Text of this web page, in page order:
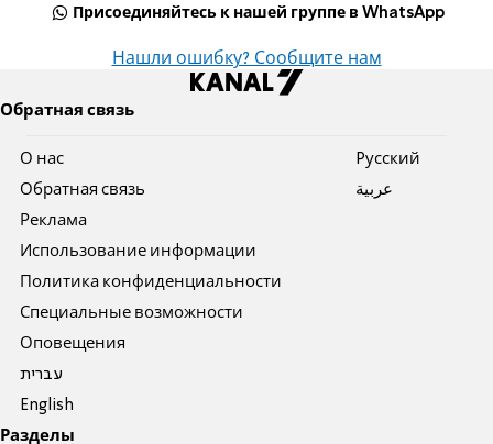
Присоединяйтесь к нашей группе в WhatsApp
Нашли ошибку? Сообщите нам
Обратная связь
О нас
Обратная связь
Реклама
Использование информации
Политика конфиденциальности
Специальные возможности
Оповещения
עברית
English
Pусский
عربية
Разделы